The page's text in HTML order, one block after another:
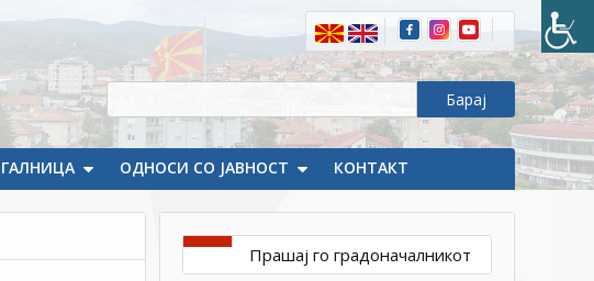
ОДНОСИ СО ЈАВНОСТ КОНТАКТ
Прашај го градоначалникот